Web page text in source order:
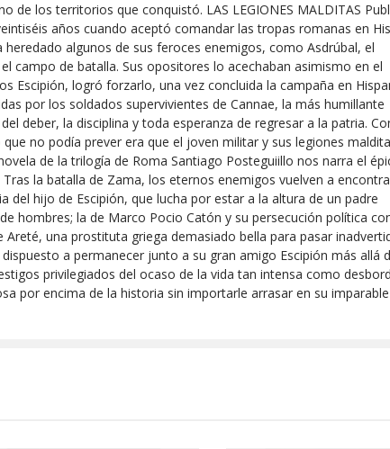
de los territorios que conquistó. LAS LEGIONES MALDITAS
años cuando aceptó comandar las tropas romanas en
algunos de sus feroces enemigos, como Asdrúbal, el
campo de batalla. Sus opositores lo acechaban asimismo en el
logró forzarlo, una vez concluida la campaña en
por los soldados supervivientes de Cannae, la más humillante
deber, la disciplina y toda esperanza de regresar a la patria.
no podía prever era que el joven militar y sus legiones
de la trilogía de Roma Santiago Posteguiillo nos narra el
la batalla de Zama, los eternos enemigos vuelven a
hijo de Escipión, que lucha por estar a la altura de un padre
hombres; la de Marco Pocio Catón y su persecución política
una prostituta griega demasiado bella para pasar
a permanecer junto a su gran amigo Escipión más allá
privilegiados del ocaso de la vida tan intensa como
por encima de la historia sin importarle arrasar en su imparable